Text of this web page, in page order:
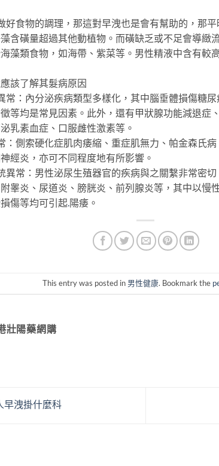
食物的調理，那這對早洩也是會有幫助的，那平
含磺量超過其他動植物。而磺缺乏或不足會導緻
藻類食物，如海帶、紫菜等。男性精液中含有較
了解其髮病原因
：內分泌疾病類型多樣化，其中腦垂體損傷糖尿
等均是常見因素。此外，還有甲狀腺功能減退症
乳素血症、口服雌性激素等。
側索硬化症肌肉痿縮、重症肌無力、帕金森氏病
經炎，亦可不同程度地有所影響。
常：男性泌尿生殖器官的疾病與之關繫非常密切
睾炎、尿道炎、膀胱炎、前列腺炎等，其中以慢
傷等均可引起 陽痿。
This entry was posted in 男性健康. Bookmark the
壯陽藥網購
早洩掛什麼科